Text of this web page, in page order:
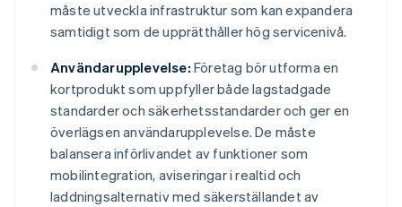
måste utveckla infrastruktur som kan expandera
samtidigt som de upprätthåller hög servicenivå.
Användarupplevelse: Företag bör utforma en
kortprodukt som uppfyller både lagstadgade
standarder och säkerhetsstandarder och ger en
överlägsen användarupplevelse. De måste
balansera införlivandet av funktioner som
mobilintegration, aviseringar i realtid och
laddningsalternativ med säkerställandet av